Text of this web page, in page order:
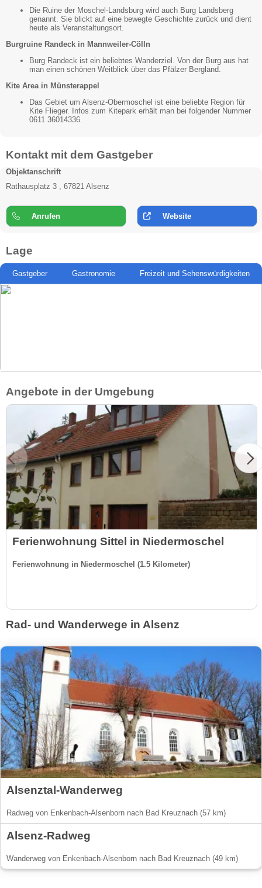
Die Ruine der Moschel-Landsburg wird auch Burg Landsberg
genannt. Sie blickt auf eine bewegte Geschichte zurück und dient
heute als Veranstaltungsort.
Burgruine Randeck in Mannweiler-Cölln
Burg Randeck ist ein beliebtes Wanderziel. Von der Burg aus hat
man einen schönen Weitblick über das Pfälzer Bergland.
Kite Area in Münsterappel
Das Gebiet um Alsenz-Obermoschel ist eine beliebte Region für
Kite Flieger. Infos zum Kitepark erhält man bei folgender Nummer
0611 36014336.
Kontakt mit dem Gastgeber
Objektanschrift
Rathausplatz 3 , 67821 Alsenz
Anrufen Website
Lage
Gastgeber Gastronomie Freizeit und Sehenswürdigkeiten
Angebote in der Umgebung
Ferienwohnung Sittel in Niedermoschel
Ferienwohnung in Niedermoschel (1.5 Kilometer)
Rad- und Wanderwege in Alsenz
Alsenztal-Wanderweg
Radweg von Enkenbach-Alsenborn nach Bad Kreuznach (57 km)
Alsenz-Radweg
Wanderweg von Enkenbach-Alsenborn nach Bad Kreuznach (49 km)